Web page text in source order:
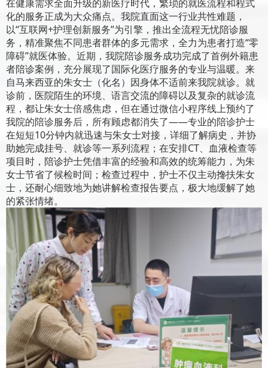
在健康需求全面升级的新医疗时代，繁琐的就医流程和程式
化的服务正成为大众痛点。我院直面这一行业共性难题，
以“互联网+护理创新服务”为引擎，推出全流程无忧陪诊服
务，精准聚焦不同患者群体的多元需求，全力为患者打造“零
障碍”就医体验。近期，我院陪诊服务成功完成了首例外籍患
者陪诊案例，充分展现了国际化医疗服务的专业与温暖。来
自马来西亚的朱女士（化名）因身体不适前来我院就诊。就
诊前，医院陌生的环境、语言交流的障碍以及复杂的就诊流
程，都让朱女士倍感焦虑，但在通过微信小程序线上预约了
我院的陪诊服务后，所有顾虑都消失了——专业的陪诊护士
在短短10分钟内就迅速与朱女士对接，详细了解病史，并协
助她完成挂号、就诊等一系列流程；在安排CT、血液检查等
项目时，陪诊护士凭借丰富的经验和高效的统筹能力，为朱
女士节省了候检时间；检查过程中，护士不仅主动搀扶朱女
士，还耐心细致地为她讲解检查报告要点，极大地缓解了她
的紧张情绪。